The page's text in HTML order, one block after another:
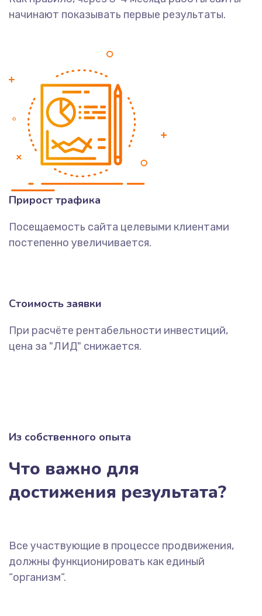
начинают показывать первые результаты.
Прирост трафика
Посещаемость сайта целевыми клиентами
постепенно увеличивается.
Стоимость заявки
При расчёте рентабельности инвестиций,
цена за "ЛИД" снижается.
Из собственного опыта
Что важно для
достижения результата?
Все участвующие в процессе продвижения,
должны функционировать как единый
“организм”.